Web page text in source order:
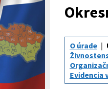
O úrade
Evidencia